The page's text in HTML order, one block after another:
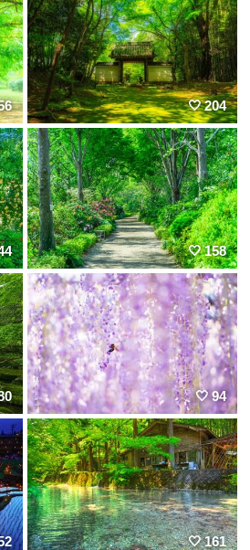
204
158
94
161